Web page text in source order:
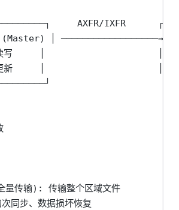
AXFR/IXFR
│ ──────────────────→ │
写     │                     │ 区
新     │                     │ 同
传输): 传输整个区域文件
同步、数据损坏恢复